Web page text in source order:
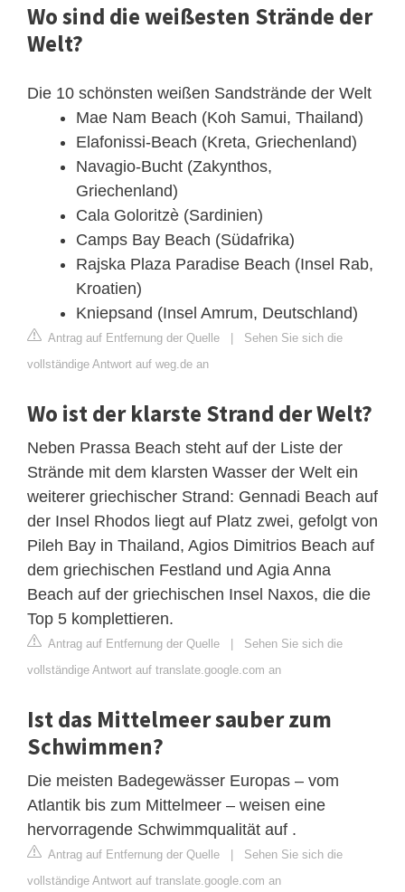
Wo sind die weißesten Strände der
Welt?
Die 10 schönsten weißen Sandstrände der Welt
Mae Nam Beach (Koh Samui, Thailand)
Elafonissi-Beach (Kreta, Griechenland)
Navagio-Bucht (Zakynthos,
Griechenland)
Cala Goloritzè (Sardinien)
Camps Bay Beach (Südafrika)
Rajska Plaza Paradise Beach (Insel Rab,
Kroatien)
Kniepsand (Insel Amrum, Deutschland)
Antrag auf Entfernung der Quelle | Sehen Sie sich die
vollständige Antwort auf weg.de an
Wo ist der klarste Strand der Welt?
Neben Prassa Beach steht auf der Liste der
Strände mit dem klarsten Wasser der Welt ein
weiterer griechischer Strand: Gennadi Beach auf
der Insel Rhodos liegt auf Platz zwei, gefolgt von
Pileh Bay in Thailand, Agios Dimitrios Beach auf
dem griechischen Festland und Agia Anna
Beach auf der griechischen Insel Naxos, die die
Top 5 komplettieren.
Antrag auf Entfernung der Quelle | Sehen Sie sich die
vollständige Antwort auf translate.google.com an
Ist das Mittelmeer sauber zum
Schwimmen?
Die meisten Badegewässer Europas – vom
Atlantik bis zum Mittelmeer – weisen eine
hervorragende Schwimmqualität auf .
Antrag auf Entfernung der Quelle | Sehen Sie sich die
vollständige Antwort auf translate.google.com an